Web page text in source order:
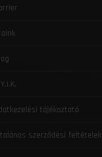
tájékoztató
szerződési feltételek